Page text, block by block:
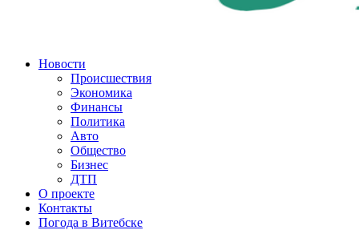
Новости
Происшествия
Экономика
Финансы
Политика
Авто
Общество
Бизнес
ДТП
О проекте
Контакты
Погода в Витебске